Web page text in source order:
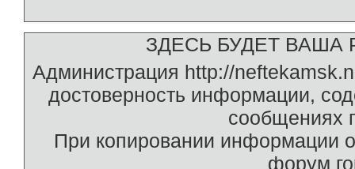
ЗДЕСЬ БУДЕТ ВАША
Администрация http://
достоверность информации,
сообщениях
При копировании информации
форум